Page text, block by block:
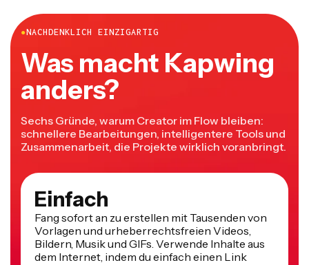
●NACHDENKLICH EINZIGARTIG
Was macht Kapwing
anders?
schnellere Bearbeitungen, intelligentere Tools und
Zusammenarbeit, die Projekte wirklich voranbringt.
Einfach
Fang sofort an zu erstellen mit Tausenden von
Vorlagen und urheberrechtsfreien Videos,
Bildern, Musik und GIFs. Verwende Inhalte aus
dem Internet, indem du einfach einen Link
einfügst.